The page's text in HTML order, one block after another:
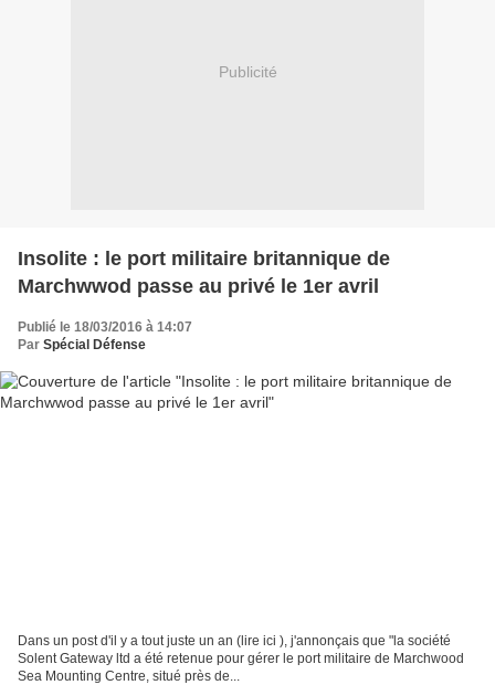
Publicité
Insolite : le port militaire britannique de
Marchwwod passe au privé le 1er avril
Publié le 18/03/2016 à 14:07
Par Spécial Défense
Dans un post d'il y a tout juste un an (lire ici ), j'annonçais que "la société
Solent Gateway ltd a été retenue pour gérer le port militaire de Marchwood
Sea Mounting Centre, situé près de...